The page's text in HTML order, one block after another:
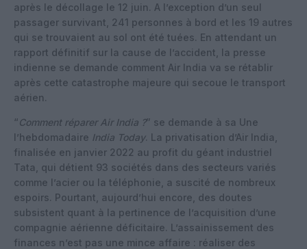
après le décollage le 12 juin. A l’exception d’un seul
passager survivant, 241 personnes à bord et les 19 autres
qui se trouvaient au sol ont été tuées. En attendant un
rapport définitif sur la cause de l’accident, la presse
indienne se demande comment Air India va se rétablir
après cette catastrophe majeure qui secoue le transport
aérien.
“Comment réparer Air India ?” se demande à sa Une
l’hebdomadaire India Today. La privatisation d’Air India,
finalisée en janvier 2022 au profit du géant industriel
Tata, qui détient 93 sociétés dans des secteurs variés
comme l’acier ou la téléphonie, a suscité de nombreux
espoirs. Pourtant, aujourd’hui encore, des doutes
subsistent quant à la pertinence de l’acquisition d’une
compagnie aérienne déficitaire. L’assainissement des
finances n’est pas une mince affaire : réaliser des